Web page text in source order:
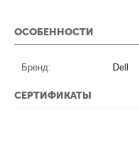
ОСОБЕННОСТИ
Бренд: Dell
СЕРТИФИКАТЫ